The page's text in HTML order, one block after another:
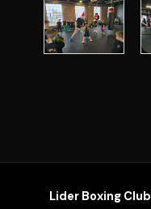
SZYBKI ZAPIS
Lider Boxing Club